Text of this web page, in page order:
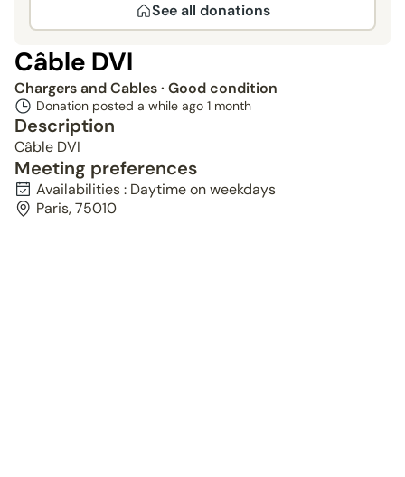
See all donations
Câble DVI
Chargers and Cables· Good condition
Donation posted a while ago 1 month
Description
Câble DVI
Meeting preferences
Availabilities : Daytime on weekdays
Paris, 75010